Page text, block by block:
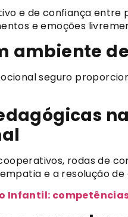
e de confiança entre
e emoções
ambiente
seguro
rodas de
e a resolução de
Infantil: